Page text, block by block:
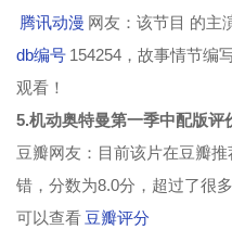
腾讯动漫 网友：该节目 的主
db编号 154254，故事情节编
观看！
5.机动奥特曼第一季中配版评
豆瓣网友：目前该片在豆瓣
错，分数为8.0分，超过了很
可以查看 豆瓣评分